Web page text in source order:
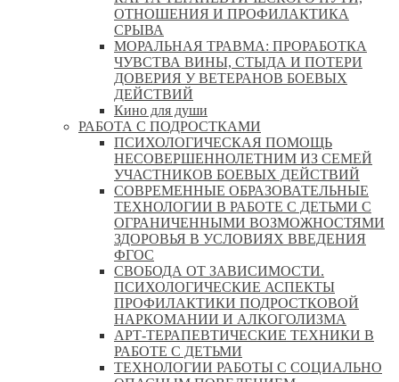
ОТНОШЕНИЯ И ПРОФИЛАКТИКА
СРЫВА
МОРАЛЬНАЯ ТРАВМА: ПРОРАБОТКА
ЧУВСТВА ВИНЫ, СТЫДА И ПОТЕРИ
ДОВЕРИЯ У ВЕТЕРАНОВ БОЕВЫХ
ДЕЙСТВИЙ
Кино для души
РАБОТА С ПОДРОСТКАМИ
ПСИХОЛОГИЧЕСКАЯ ПОМОЩЬ
НЕСОВЕРШЕННОЛЕТНИМ ИЗ СЕМЕЙ
УЧАСТНИКОВ БОЕВЫХ ДЕЙСТВИЙ
СОВРЕМЕННЫЕ ОБРАЗОВАТЕЛЬНЫЕ
ТЕХНОЛОГИИ В РАБОТЕ С ДЕТЬМИ С
ОГРАНИЧЕННЫМИ ВОЗМОЖНОСТЯМИ
ЗДОРОВЬЯ В УСЛОВИЯХ ВВЕДЕНИЯ
ФГОС
СВОБОДА ОТ ЗАВИСИМОСТИ.
ПСИХОЛОГИЧЕСКИЕ АСПЕКТЫ
ПРОФИЛАКТИКИ ПОДРОСТКОВОЙ
НАРКОМАНИИ И АЛКОГОЛИЗМА
АРТ-ТЕРАПЕВТИЧЕСКИЕ ТЕХНИКИ В
РАБОТЕ С ДЕТЬМИ
ТЕХНОЛОГИИ РАБОТЫ С СОЦИАЛЬНО